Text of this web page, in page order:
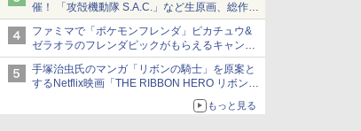
催！ 「攻殻機動隊 S.A.C.」など生原画、総作画
監督修正が展示
ファミマで「ポケモンフレンダ」ピカチュウ&
ゼラオラのフレンダピックがもらえるキャンペ
ーン開催！
手塚治虫氏のマンガ「リボンの騎士」を原案と
するNetflix映画「THE RIBBON HERO リボンヒ
もっと見る